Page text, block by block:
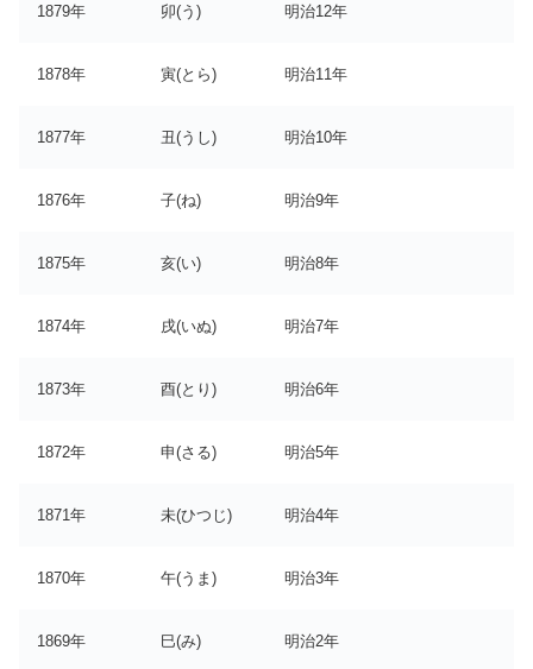
1879年 卯(う) 明治12年
1878年 寅(とら) 明治11年
1877年 丑(うし) 明治10年
1876年 子(ね) 明治9年
1875年 亥(い) 明治8年
1874年 戌(いぬ) 明治7年
1873年 酉(とり) 明治6年
1872年 申(さる) 明治5年
1871年 未(ひつじ) 明治4年
1870年 午(うま) 明治3年
1869年 巳(み) 明治2年